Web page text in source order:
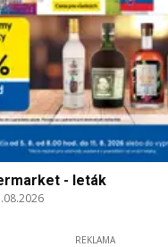
- leták
REKLAMA